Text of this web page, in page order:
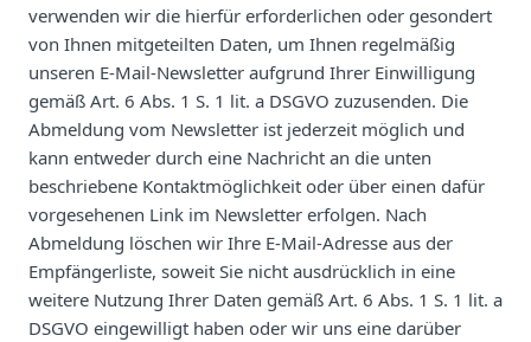
verwenden wir die hierfür erforderlichen oder gesondert
von Ihnen mitgeteilten Daten, um Ihnen regelmäßig
unseren E-Mail-Newsletter aufgrund Ihrer Einwilligung
gemäß Art. 6 Abs. 1 S. 1 lit. a DSGVO zuzusenden. Die
Abmeldung vom Newsletter ist jederzeit möglich und
kann entweder durch eine Nachricht an die unten
beschriebene Kontaktmöglichkeit oder über einen dafür
vorgesehenen Link im Newsletter erfolgen. Nach
Abmeldung löschen wir Ihre E-Mail-Adresse aus der
Empfängerliste, soweit Sie nicht ausdrücklich in eine
weitere Nutzung Ihrer Daten gemäß Art. 6 Abs. 1 S. 1 lit. a
DSGVO eingewilligt haben oder wir uns eine darüber